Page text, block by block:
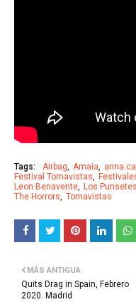
Tags: Airbag Amaia anna
Festival Tomavistas
Leon Benavente
Los Punsetes
The Horrors
Tomavistas
MÁS ANTIGUA
Quits Drag in Spain, Febrero
2020. Madrid